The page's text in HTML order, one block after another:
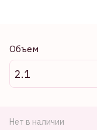
Объем
2.1
Нет в наличии